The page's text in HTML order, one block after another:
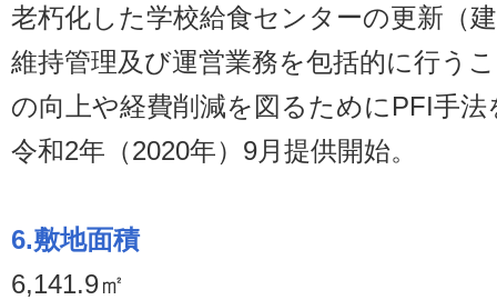
老朽化した学校給食センターの更新（
維持管理及び運営業務を包括的に行う
の向上や経費削減を図るためにPFI手
令和2年（2020年）9月提供開始。
6.敷地面積
6,141.9㎡